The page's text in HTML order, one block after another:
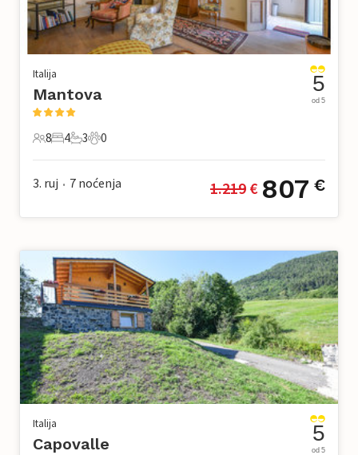
Italija
Mantova
8 Gosti
8
4 Spavaće sobe
4
3 Kupaonice
3
0 Kućni ljubimac
0
5
od 5
3. ruj • 7 noćenja 1.219 € 807 €
Italija
Capovalle 5
od 5